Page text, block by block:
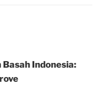
Indonesia: